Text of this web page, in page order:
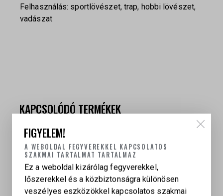
Felhasználás: sportlövészet, trap, hobbi lövészet,
vadászat
KAPCSOLÓDÓ TERMÉKEK
MOSSBERG 940 PRO THUNDER RANCH 18.5″
OPTIC READY
713 990Ft
FIGYELEM!
A WEBOLDAL FEGYVEREKKEL KAPCSOLATOS
SZAKMAI TARTALMAT TARTALMAZ
Ez a weboldal kizárólag fegyverekkel,
lőszerekkel és a közbiztonságra különösen
veszélyes eszközökkel kapcsolatos szakmai